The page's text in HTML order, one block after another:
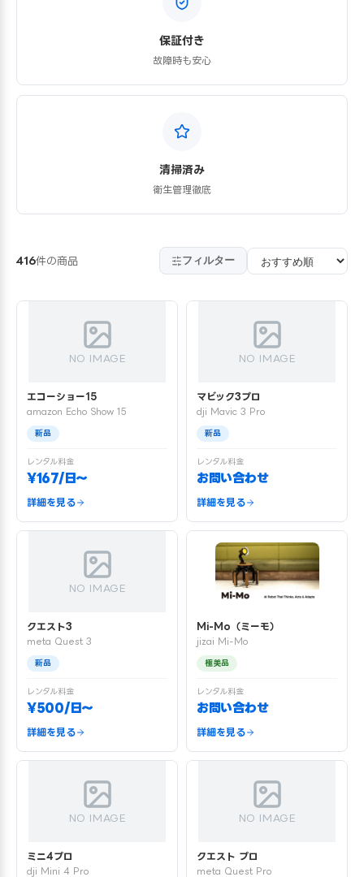
保証付き
故障時も安心
清掃済み
衛生管理徹底
416件の商品 フィルター
NO IMAGE
エコーショー15
amazon Echo Show 15
新品
レンタル料金
¥167/日〜
詳細を見る
NO IMAGE
マビック3プロ
dji Mavic 3 Pro
新品
レンタル料金
お問い合わせ
詳細を見る
NO IMAGE
クエスト3
meta Quest 3
新品
レンタル料金
¥500/日〜
詳細を見る
Mi-Mo（ミーモ）
jizai Mi-Mo
極美品
レンタル料金
お問い合わせ
詳細を見る
NO IMAGE
ミニ4プロ
dji Mini 4 Pro
NO IMAGE
クエスト プロ
meta Quest Pro